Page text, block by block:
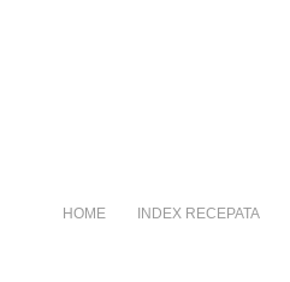
HOME INDEX RECEPATA